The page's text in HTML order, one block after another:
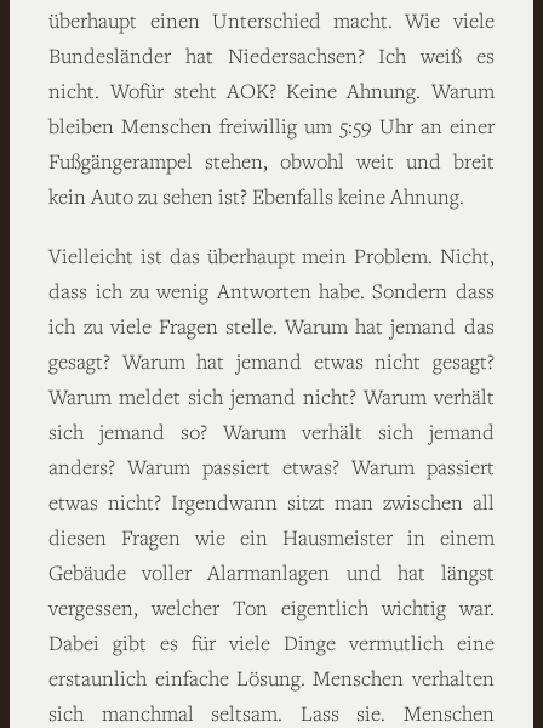
überhaupt einen Unterschied macht. Wie viele
Bundesländer hat Niedersachsen? Ich weiß es
nicht. Wofür steht AOK? Keine Ahnung. Warum
bleiben Menschen freiwillig um 5:59 Uhr an einer
Fußgängerampel stehen, obwohl weit und breit
kein Auto zu sehen ist? Ebenfalls keine Ahnung.
Vielleicht ist das überhaupt mein Problem. Nicht,
dass ich zu wenig Antworten habe. Sondern dass
ich zu viele Fragen stelle. Warum hat jemand das
gesagt? Warum hat jemand etwas nicht gesagt?
Warum meldet sich jemand nicht? Warum verhält
sich jemand so? Warum verhält sich jemand
anders? Warum passiert etwas? Warum passiert
etwas nicht? Irgendwann sitzt man zwischen all
diesen Fragen wie ein Hausmeister in einem
Gebäude voller Alarmanlagen und hat längst
vergessen, welcher Ton eigentlich wichtig war.
Dabei gibt es für viele Dinge vermutlich eine
erstaunlich einfache Lösung. Menschen verhalten
sich manchmal seltsam. Lass sie. Menschen